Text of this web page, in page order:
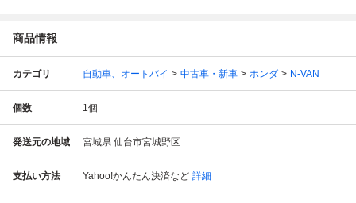
商品情報
カテゴリ 自動車、オートバイ 中古車・新車 ホンダ N-VAN
個数 1個
発送元の地域 宮城県 仙台市宮城野区
支払い方法 Yahoo!かんたん決済など 詳細